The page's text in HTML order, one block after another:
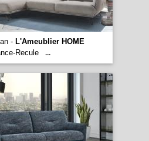
- L'Ameublier HOME
Recule ...